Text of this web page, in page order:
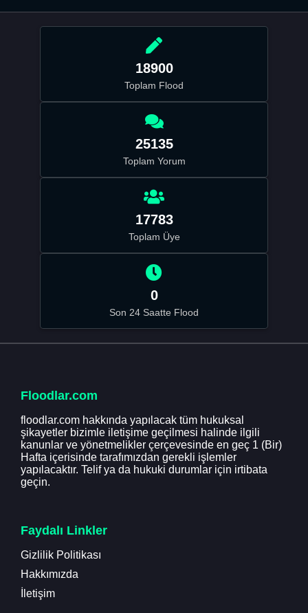
18900
Toplam Flood
25135
Toplam Yorum
17783
Toplam Üye
0
Son 24 Saatte Flood
Floodlar.com
floodlar.com hakkında yapılacak tüm hukuksal
şikayetler bizimle iletişime geçilmesi halinde ilgili
kanunlar ve yönetmelikler çerçevesinde en geç 1 (Bir)
Hafta içerisinde tarafımızdan gerekli işlemler
yapılacaktır. Telif ya da hukuki durumlar için irtibata
geçin.
Faydalı Linkler
Gizlilik Politikası
Hakkımızda
İletişim